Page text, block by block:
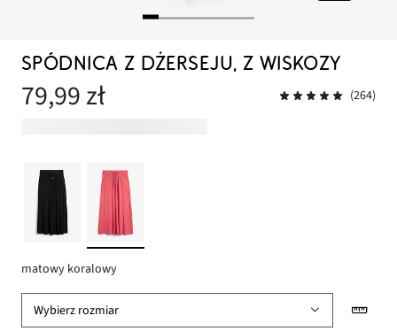
SPÓDNICA Z DŻERSEJU, Z WISKOZY
79,99 zł (264)
matowy koralowy
Wybierz rozmiar